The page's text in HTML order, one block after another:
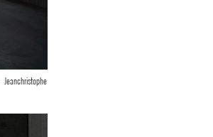
Jeanchristophe